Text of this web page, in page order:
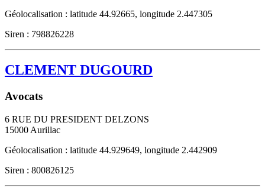
Géolocalisation : latitude 44.92665, longitude 2.447305
Siren : 798826228
CLEMENT DUGOURD
Avocats
6 RUE DU PRESIDENT DELZONS
15000 Aurillac
Géolocalisation : latitude 44.929649, longitude 2.442909
Siren : 800826125